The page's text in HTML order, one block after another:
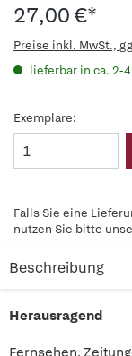
27,00 €*
Preise inkl. MwSt.,
lieferbar in ca. 2-
Exemplare:
Falls Sie eine
nutzen Sie bitte
Beschreibung
Herausragend
Fernsehen,